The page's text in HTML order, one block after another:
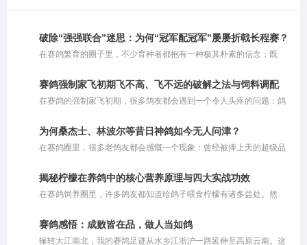
破除“强强联合”迷思：为何“冠军配冠军”屡屡折戟长程赛？
在赛鸽繁育的圈子里，不少育种者都抱有一种极其朴素的信念：既
级战将。在他们的惯性思维中，父母双方均已用赛绩证明了自己的巅
峰实力，子代自然应当集齐双方优势。可惜事与愿违，现实往往会给
这种盲目自信当头棒喝。那些头顶“双冠”光环的幼鸽，在面对300公里
里决赛的征途，往往如同泥牛入海，再无归期。为何看似完美的“双
赛鸽强制家飞初期飞不高、飞不远的破解之法与饲料调配
在赛鸽的强制家飞初期，很多鸽友都会遇到一个令人头疼的问题：鸽
成：一是夏季高温炎热；二是赛鸽的气囊功能尚未完全打开；三是鸽
子之前没有经历过高强度的飞行训练，体能储备不足。
为何桑杰士、林波尔等昔日神鸽如今无人问津？
在赛鸽圈里，很多老鸽友都会感慨一个现象：曾经被捧上天的超级品
不可多得的快速鸽，但是为什么现在没人提了呢？这背后折射出的，
其实是赛鸽市场残酷的商业运作规律。
揭秘柠檬在养鸽中的核心营养原理与四大实战功效
在赛鸽饲养圈里，许多鸽友都知道给鸽子喂食柠檬有诸多益处。然
这种粗放的投喂方式未能充分挖掘柠檬的潜藏价值。柠檬之所以在禽
类养殖中备受推崇，背后有着扎实的营养学支撑。若不明就里地盲目
赛鸽感悟：成败皆在品，做人当如鸽
辗转大江南北，我的赛鸽足迹从水乡江浙沪一路延伸至高原云南。这